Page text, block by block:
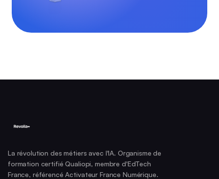
La révolution des métiers avec l'IA. Organisme de
formation certifié Qualiopi, membre d'EdTech
France, référencé Activateur France Numérique.